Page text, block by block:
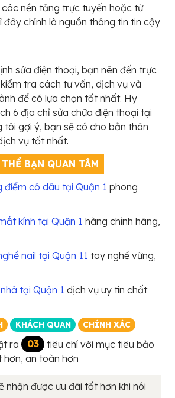
nền tảng trực tuyến hoặc từ
đây chính là nguồn thông tin tin cậy
sửa điện thoại, bạn nên đến trực
tra cách tư vấn, dịch vụ và
để có lựa chọn tốt nhất. Hy
6 địa chỉ sửa chữa điện thoại tại
tôi gợi ý, bạn sẽ có cho bản thân
vụ tốt nhất.
THỂ BẠN QUAN TÂM
cô dâu tại Quận 1 phong
kính tại Quận 1 hàng chính hãng,
nail tại Quận 11 tay nghề vững,
tại Quận 1 dịch vụ uy tín chất
KHÁCH QUAN CHÍNH XÁC
ra 03
tiêu chí với mục tiêu bảo
an toàn hơn
nhận được ưu đãi tốt hơn khi nói